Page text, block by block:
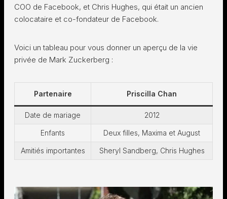
COO de Facebook, et Chris Hughes, qui était un ancien
colocataire et co-fondateur de Facebook.
Voici un tableau pour vous donner un aperçu de la vie
privée de Mark Zuckerberg :
Partenaire Priscilla Chan
Date de mariage 2012
Enfants Deux filles, Maxima et August
Amitiés importantes Sheryl Sandberg, Chris Hughes